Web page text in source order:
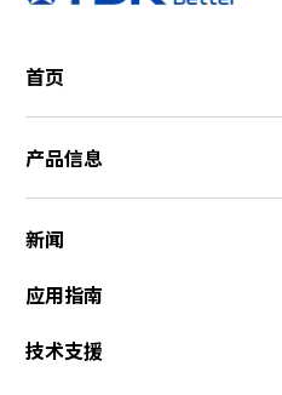
首页
产品信息
新闻
应用指南
技术支援